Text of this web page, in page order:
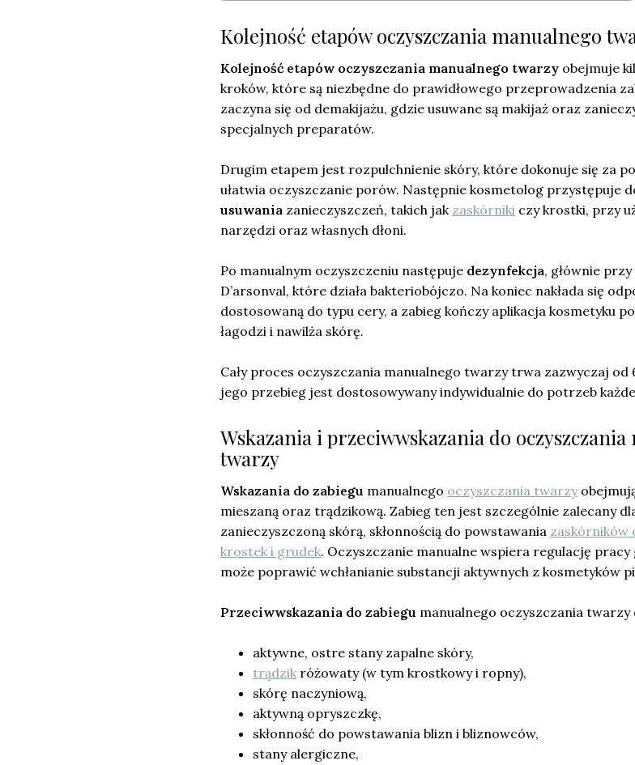
Kolejność etapów oczyszczania manualnego
Kolejność etapów oczyszczania manualnego twarzy obejmuje
kroków, które są niezbędne do prawidłowego przeprowadzenia
zaczyna się od demakijażu, gdzie usuwane są makijaż oraz
specjalnych preparatów.
Drugim etapem jest rozpulchnienie skóry, które dokonuje się za
ułatwia oczyszczanie porów. Następnie kosmetolog przystępuje
usuwania zanieczyszczeń, takich jak zaskórniki czy krostki, przy
narzędzi oraz własnych dłoni.
Po manualnym oczyszczeniu następuje dezynfekcja, głównie
D’arsonval, które działa bakteriobójczo. Na koniec nakłada się
dostosowaną do typu cery, a zabieg kończy aplikacja kosmetyku
łagodzi i nawilża skórę.
Cały proces oczyszczania manualnego twarzy trwa zazwyczaj od
jego przebieg jest dostosowywany indywidualnie do potrzeb
Wskazania i przeciwwskazania do
twarzy
Wskazania do zabiegu manualnego oczyszczania twarzy
mieszaną oraz trądzikową. Zabieg ten jest szczególnie zalecany
zanieczyszczoną skórą, skłonnością do powstawania zaskórników
krostek i grudek. Oczyszczanie manualne wspiera regulację pracy
może poprawić wchłanianie substancji aktywnych z kosmetyków
Przeciwwskazania do zabiegu manualnego oczyszczania twarzy
aktywne, ostre stany zapalne skóry,
trądzik różowaty (w tym krostkowy i ropny),
skórę naczyniową,
aktywną opryszczkę,
skłonność do powstawania blizn i bliznowców,
stany alergiczne,